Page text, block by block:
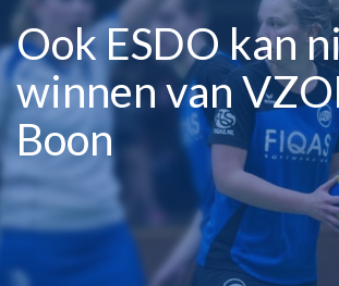
Ook ESDO kan
winnen van
Boon